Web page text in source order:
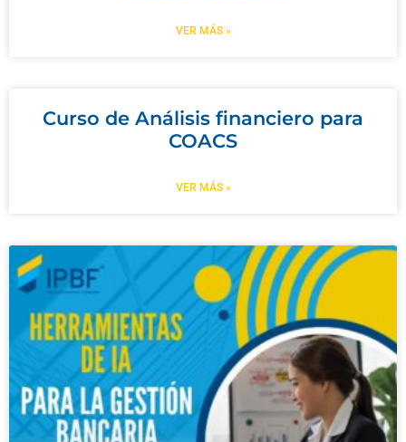
VER MÁS »
Curso de Análisis financiero para
COACS
VER MÁS »